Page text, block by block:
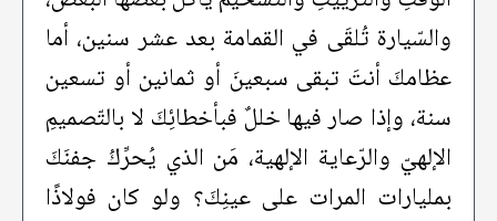
والسّيارة تُلقَى في القمامة بعد عشر سنين، أما
عظامكَ أنتَ تبقى سبعينَ أو ثمانين أو تسعين
سنة، وإذا صار فيها خللٌ فبأخطائِكَ لا بالتّصميمِ
الإلهيّ والرّعاية الإلهية، مَن الذي يُحرِّكُ جفنَكَ
بمليارات المرات على عينِكَ؟ ولو كان فولاذًا